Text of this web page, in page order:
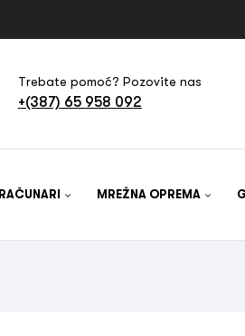
Trebate pomoć? Pozovite nas
+(387) 65 958 092
RAČUNARI MREŽNA OPREMA